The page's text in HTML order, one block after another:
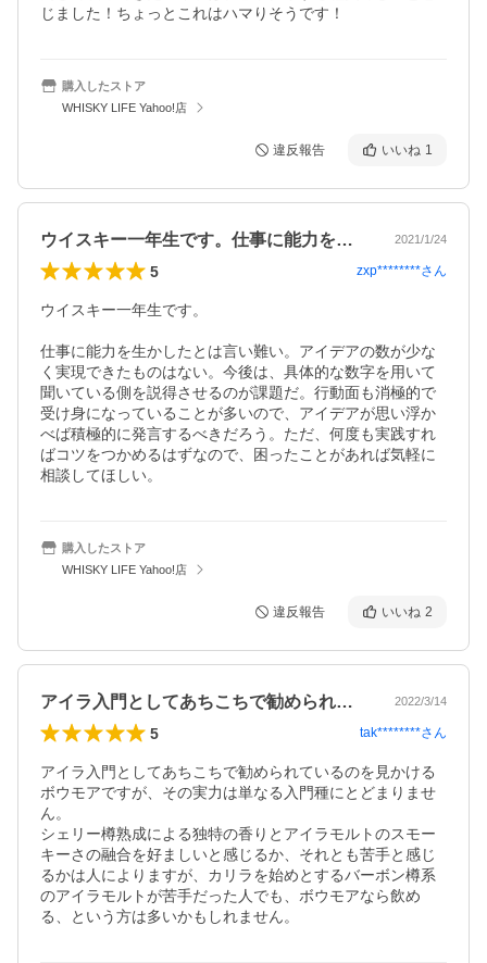
じました！ちょっとこれはハマりそうです！
購入したストア
WHISKY LIFE Yahoo!店
違反報告 いいね 1
ウイスキー一年生です。仕事に能力を生か… 2021/1/24
5 zxp********さん
ウイスキー一年生です。
仕事に能力を生かしたとは言い難い。アイデアの数が少な
く実現できたものはない。今後は、具体的な数字を用いて
聞いている側を説得させるのが課題だ。行動面も消極的で
受け身になっていることが多いので、アイデアが思い浮か
べば積極的に発言するべきだろう。ただ、何度も実践すれ
ばコツをつかめるはずなので、困ったことがあれば気軽に
相談してほしい。
購入したストア
WHISKY LIFE Yahoo!店
違反報告 いいね 2
アイラ入門としてあちこちで勧められてい… 2022/3/14
5 tak********さん
アイラ入門としてあちこちで勧められているのを見かける
ボウモアですが、その実力は単なる入門種にとどまりませ
ん。
シェリー樽熟成による独特の香りとアイラモルトのスモー
キーさの融合を好ましいと感じるか、それとも苦手と感じ
るかは人によりますが、カリラを始めとするバーボン樽系
のアイラモルトが苦手だった人でも、ボウモアなら飲め
る、という方は多いかもしれません。